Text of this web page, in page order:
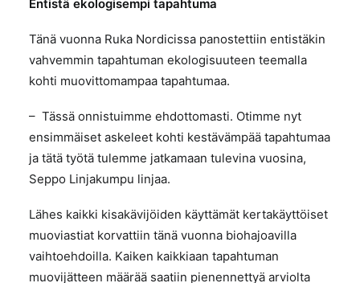
Entistä ekologisempi tapahtuma
Tänä vuonna Ruka Nordicissa panostettiin entistäkin
vahvemmin tapahtuman ekologisuuteen teemalla
kohti muovittomampaa tapahtumaa.
– Tässä onnistuimme ehdottomasti. Otimme nyt
ensimmäiset askeleet kohti kestävämpää tapahtumaa
ja tätä työtä tulemme jatkamaan tulevina vuosina,
Seppo Linjakumpu linjaa.
Lähes kaikki kisakävijöiden käyttämät kertakäyttöiset
muoviastiat korvattiin tänä vuonna biohajoavilla
vaihtoehdoilla. Kaiken kaikkiaan tapahtuman
muovijätteen määrää saatiin pienennettyä arviolta